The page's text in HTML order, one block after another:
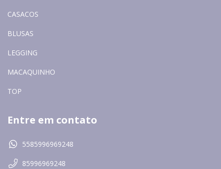
CASACOS
BLUSAS
LEGGING
MACAQUINHO
TOP
Entre em contato
5585996969248
85996969248